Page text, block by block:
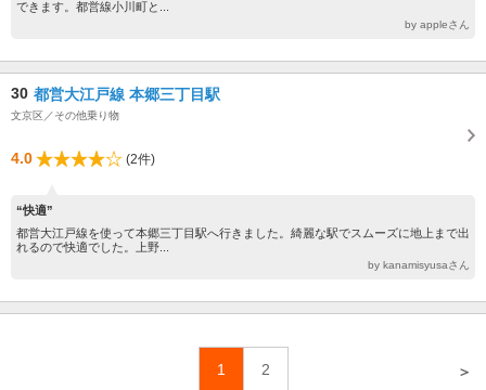
できます。都営線小川町と...
by appleさん
30 都営大江戸線 本郷三丁目駅
文京区／その他乗り物
4.0 (2件)
“快適”
都営大江戸線を使って本郷三丁目駅へ行きました。綺麗な駅でスムーズに地上まで出
れるので快適でした。上野...
by kanamisyusaさん
1 2 ＞